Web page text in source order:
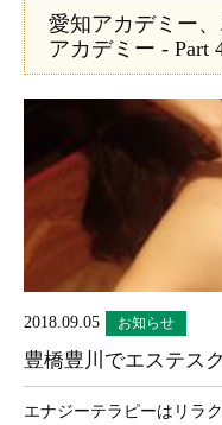
愛知アカデミー
アカデミー - Part
2018.09.05 お知らせ
豊橋豊川でエステス
エナジーテラピーはリラ